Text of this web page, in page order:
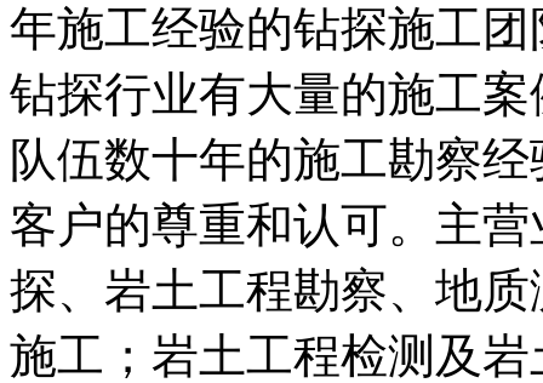
年施工经验的钻探施工
钻探行业有大量的施工
队伍数十年的施工勘察
客户的尊重和认可。主
探、岩土工程勘察、地
施工；岩土工程检测及